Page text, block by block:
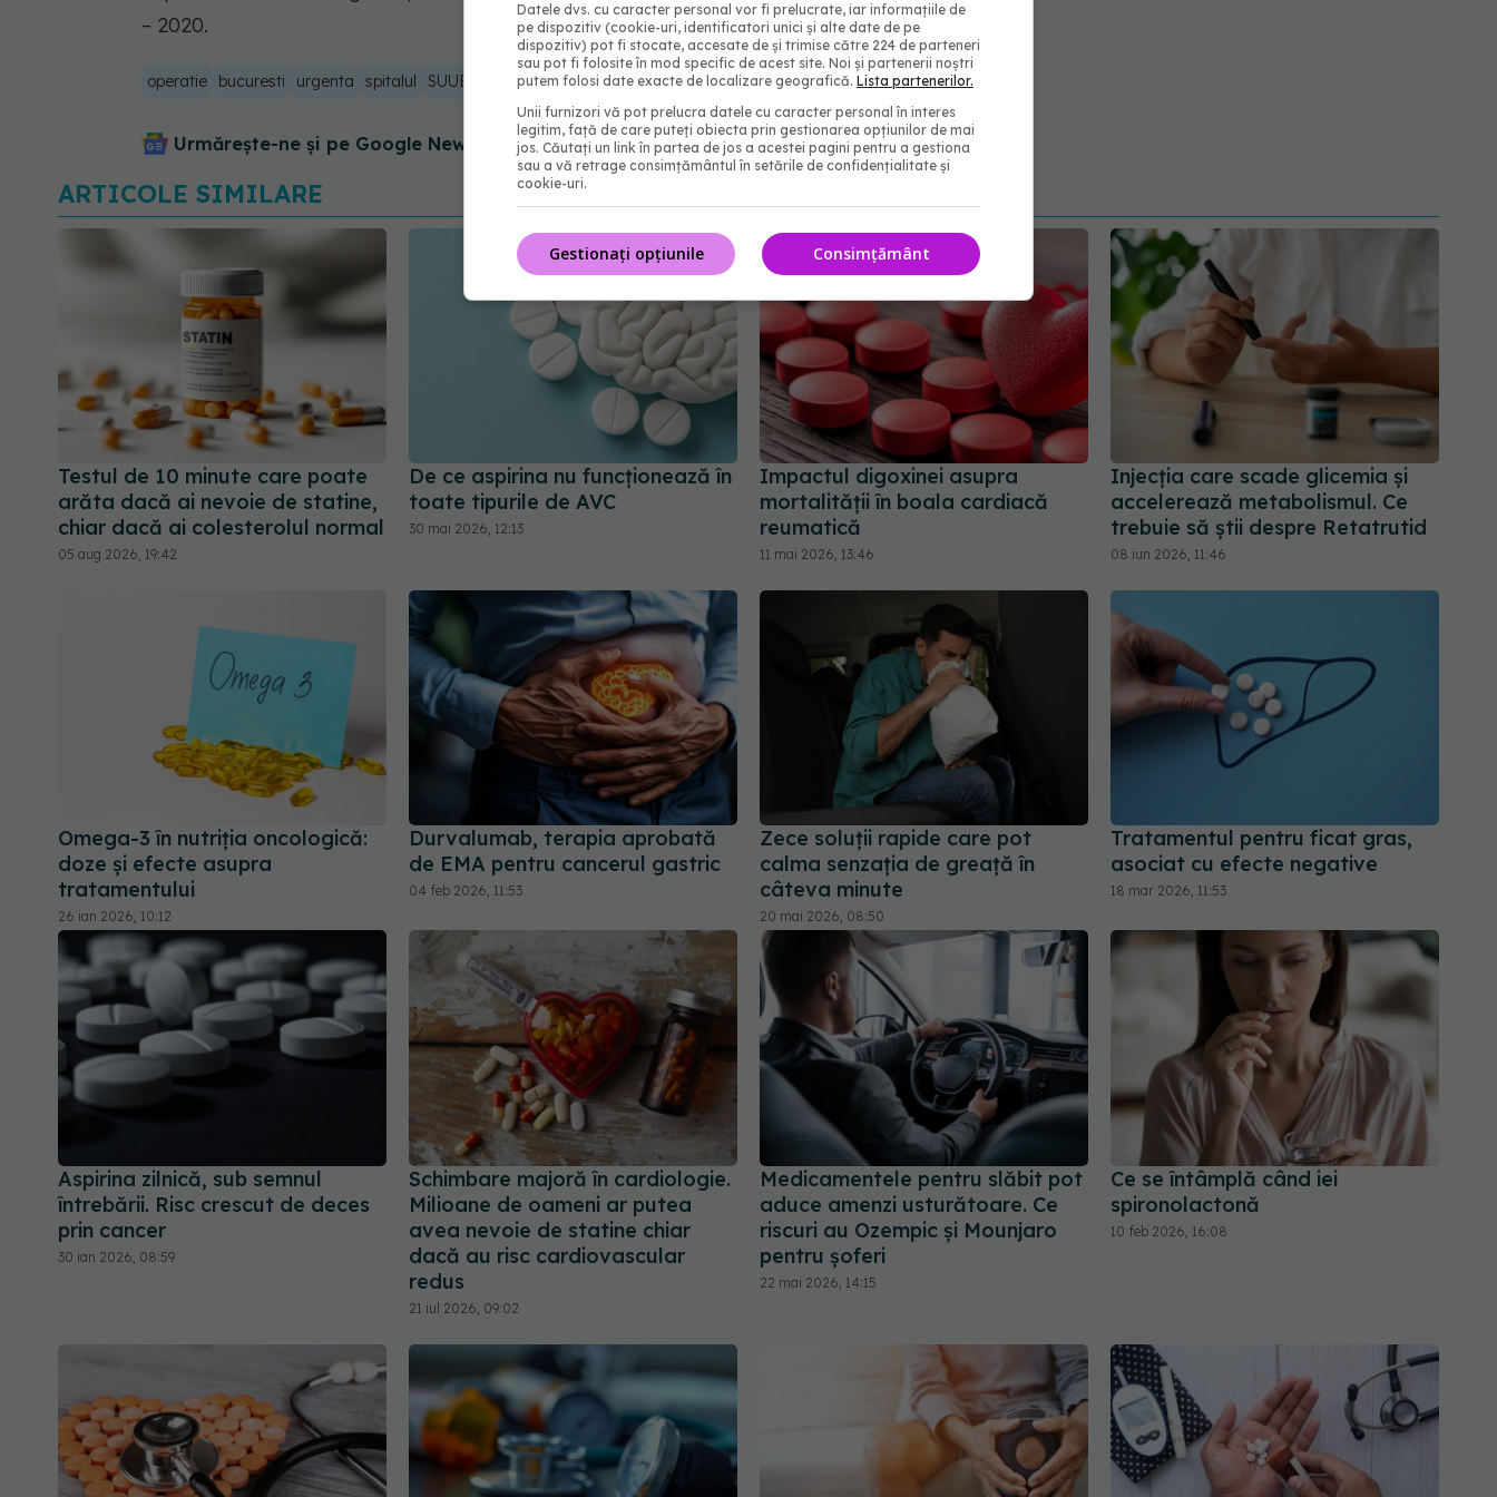
– 2020.
operatie bucuresti urgenta spitalul SUUB investitie universitar sali bloc operator
Urmărește-ne și pe Google News - abonează‑te!
ARTICOLE SIMILARE
Testul de 10 minute care poate
arăta dacă ai nevoie de statine,
chiar dacă ai colesterolul normal
05 aug 2026, 19:42
De ce aspirina nu funcționează în
toate tipurile de AVC
30 mai 2026, 12:13
Impactul digoxinei asupra
mortalității în boala cardiacă
reumatică
11 mai 2026, 13:46
Injecția care scade glicemia și
accelerează metabolismul. Ce
trebuie să știi despre Retatrutid
08 iun 2026, 11:46
Omega-3 în nutriția oncologică:
doze și efecte asupra
tratamentului
26 ian 2026, 10:12
Durvalumab, terapia aprobată
de EMA pentru cancerul gastric
04 feb 2026, 11:53
Zece soluții rapide care pot
calma senzația de greață în
câteva minute
20 mai 2026, 08:50
Tratamentul pentru ficat gras,
asociat cu efecte negative
18 mar 2026, 11:53
Aspirina zilnică, sub semnul
întrebării. Risc crescut de deces
prin cancer
30 ian 2026, 08:59
Schimbare majoră în cardiologie.
Milioane de oameni ar putea
avea nevoie de statine chiar
dacă au risc cardiovascular
redus
21 iul 2026, 09:02
Medicamentele pentru slăbit pot
aduce amenzi usturătoare. Ce
riscuri au Ozempic și Mounjaro
pentru șoferi
22 mai 2026, 14:15
Ce se întâmplă când iei
spironolactonă
10 feb 2026, 16:08
Datele dvs. cu caracter personal vor fi prelucrate, iar informațiile de
pe dispozitiv (cookie-uri, identificatori unici și alte date de pe
dispozitiv) pot fi stocate, accesate de și trimise către 224 de parteneri
sau pot fi folosite în mod specific de acest site. Noi și partenerii noștri
putem folosi date exacte de localizare geografică. Lista partenerilor.
Unii furnizori vă pot prelucra datele cu caracter personal în interes
legitim, față de care puteți obiecta prin gestionarea opțiunilor de mai
jos. Căutați un link în partea de jos a acestei pagini pentru a gestiona
sau a vă retrage consimțământul în setările de confidențialitate și
cookie-uri.
Consimțământ
Gestionați opțiunile